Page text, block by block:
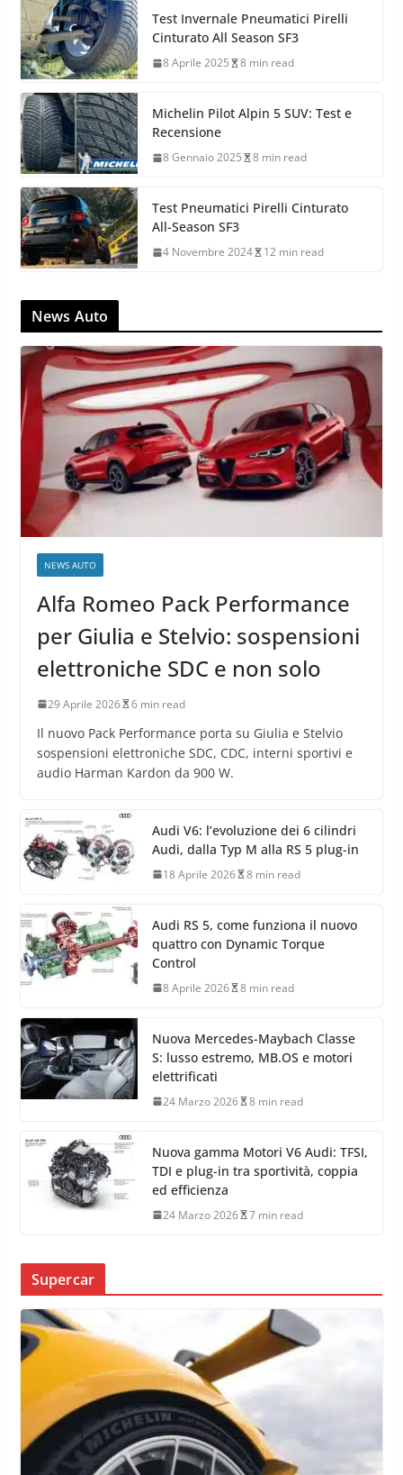
Test Invernale Pneumatici Pirelli
Cinturato All Season SF3
8 Aprile 2025 8 min read
Michelin Pilot Alpin 5 SUV: Test e
Recensione
8 Gennaio 2025 8 min read
Test Pneumatici Pirelli Cinturato
All-Season SF3
4 Novembre 2024 12 min read
News Auto
NEWS AUTO
Alfa Romeo Pack Performance
per Giulia e Stelvio: sospensioni
elettroniche SDC e non solo
29 Aprile 2026 6 min read
Il nuovo Pack Performance porta su Giulia e Stelvio
sospensioni elettroniche SDC, CDC, interni sportivi e
audio Harman Kardon da 900 W.
Audi V6: l’evoluzione dei 6 cilindri
Audi, dalla Typ M alla RS 5 plug-in
18 Aprile 2026 8 min read
Audi RS 5, come funziona il nuovo
quattro con Dynamic Torque
Control
8 Aprile 2026 8 min read
Nuova Mercedes-Maybach Classe
S: lusso estremo, MB.OS e motori
elettrificati
24 Marzo 2026 8 min read
Nuova gamma Motori V6 Audi: TFSI,
TDI e plug-in tra sportività, coppia
ed efficienza
24 Marzo 2026 7 min read
Supercar